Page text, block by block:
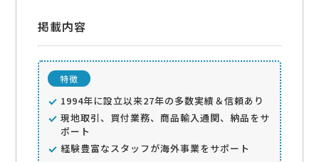
掲載内容
特徴
1994年に設立以来27年の多数実績＆信頼あり
現地取引、買付業務、商品輸入通関、納品をサ
ポート
経験豊富なスタッフが海外事業をサポート